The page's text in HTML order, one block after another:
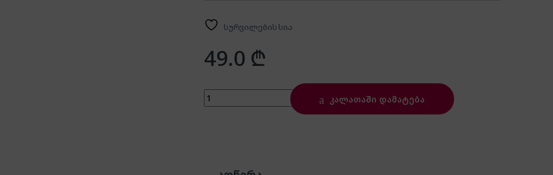
სურვილების სია
49.0 ₾
VOX KW03-01DB quantity კალათაში დამატება